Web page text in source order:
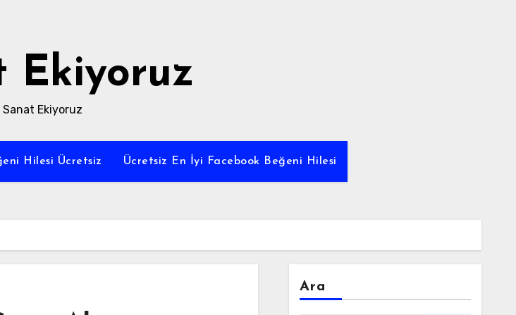
Ekiyoruz
Sanat Ekiyoruz
Hilesi Ücretsiz Ücretsiz En İyi Facebook Beğeni Hilesi
Ara